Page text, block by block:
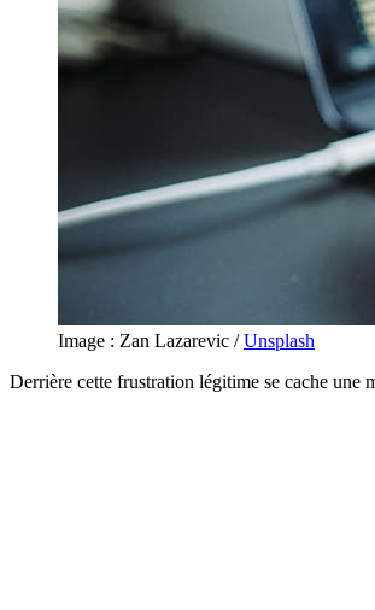
Image : Zan Lazarevic /Unsplash
Derrière cette frustration légitime se cache une